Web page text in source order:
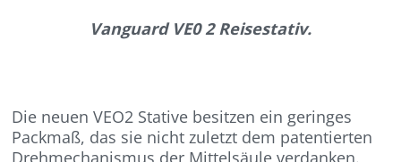
Vanguard VE0 2 Reisestativ.
Die neuen VEO2 Stative besitzen ein geringes
Packmaß, das sie nicht zuletzt dem patentierten
Drehmechanismus der Mittelsäule verdanken.